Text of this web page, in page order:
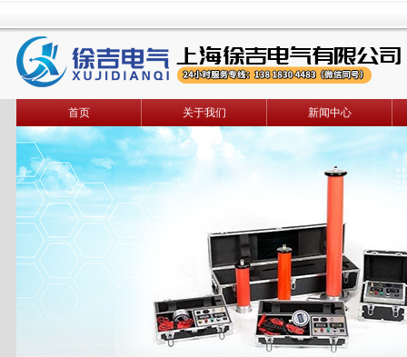
首页 关于我们 新闻中心